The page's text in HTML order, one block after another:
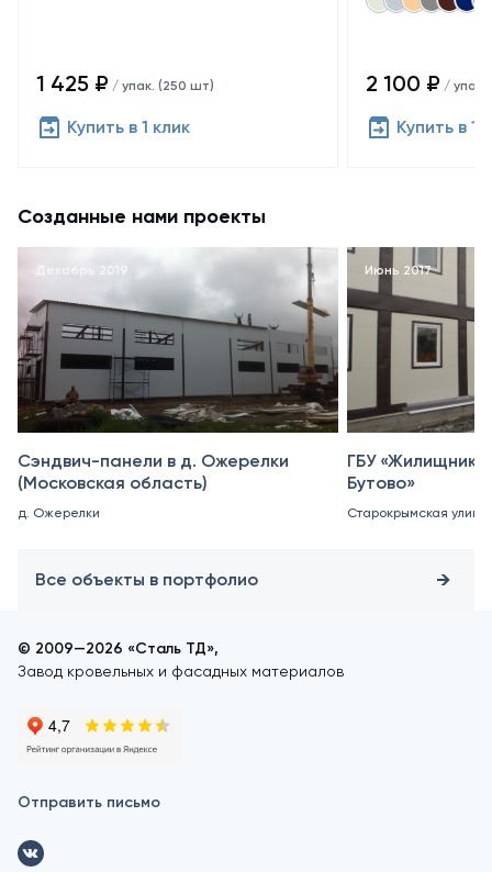
1 425 ₽ / упак. (250 шт)
Купить в 1 клик
2 100 ₽ / упак.
Купить в 1
Созданные нами проекты
Декабрь 2019
Сэндвич-панели в д. Ожерелки
(Московская область)
д. Ожерелки
Июнь 2017
ГБУ «Жилищник
Бутово»
Старокрымская улица,
Все объекты в портфолио
© 2009—2026 «Сталь ТД»,
Завод кровельных и фасадных материалов
Отправить письмо